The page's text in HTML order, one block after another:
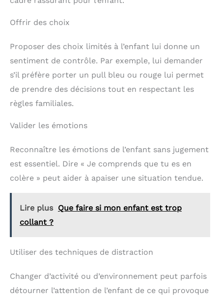
Offrir des choix
Proposer des choix limités à l’enfant lui donne un
sentiment de contrôle. Par exemple, lui demander
s’il préfère porter un pull bleu ou rouge lui permet
de prendre des décisions tout en respectant les
règles familiales.
Valider les émotions
Reconnaître les émotions de l’enfant sans jugement
est essentiel. Dire « Je comprends que tu es en
colère » peut aider à apaiser une situation tendue.
Lire plus Que faire si mon enfant est trop
collant ?
Utiliser des techniques de distraction
Changer d’activité ou d’environnement peut parfois
détourner l’attention de l’enfant de ce qui provoque